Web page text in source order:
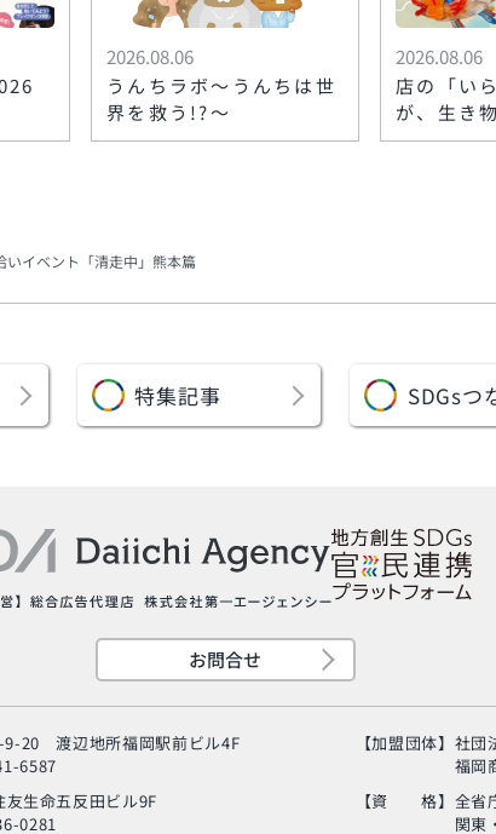
2026.08.06
うんちラボ〜うんちは世
界を救う!?〜
2026.08.06
店の「い
が、生き
る！？〜
いイベント「清走中」熊本篇
特集記事 SDGsつ
お問合せ
4-9-20渡辺地所福岡駅前ビル4F
6587
友生命五反田ビル9F
0281
【加盟団体】 社団
福岡
【資 格】 全省
関東